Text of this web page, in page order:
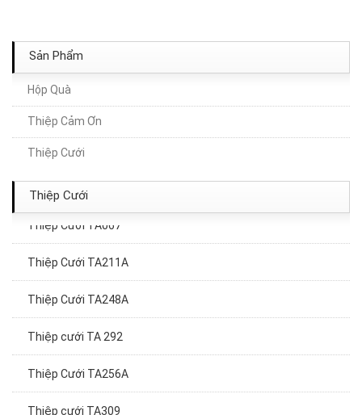
Sản Phẩm
Hộp Quà
Thiệp Cảm Ơn
Thiệp Cưới
Thiệp Cưới
Thiệp Cưới TA206A
Thiệp Cưới TA253A
Thiệp Cưới TA211A
Thiệp Cưới TA248A
Thiệp cưới TA 292
Thiệp Cưới TA256A
Thiệp cưới TA309